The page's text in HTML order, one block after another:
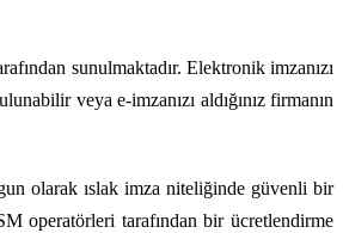
sunulmaktadır. Elektronik imzanızı
veya e-imzanızı aldığınız firmanın
olarak ıslak imza niteliğinde güvenli bir
operatörleri tarafından bir ücretlendirme